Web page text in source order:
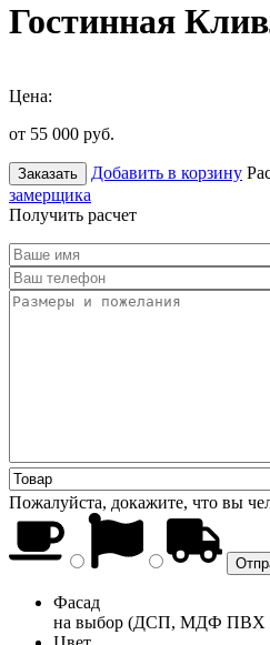
Гостинная
Цена:
от 55 000 руб.
Заказать Добавить в корзину
замерщика
Получить расчет
Пожалуйста, докажите, что вы
Фасад
на выбор (ДСП, МДФ ПВХ